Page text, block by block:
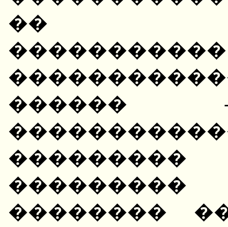
��
������
���������
��������